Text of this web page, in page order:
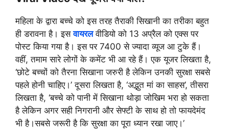
महिला के द्वारा बच्चे को इस तरह तैराकी सिखानी का तरीका बहुत
ही डरावना है। इसवायरलवीडियो को 13 अप्रैल को एक्स पर
पोस्ट किया गया है। इस पर 7400 से ज्यादा व्यूज आ टुके हैं।
वहीं, तमाम सारे लोगों के कमेंट भी आ रहे हैं। एक यूजर लिखता है,
‘छोटे बच्चों को तैरना सिखाना जरुरी है लेकिन उनकी सुरक्षा सबसे
पहले होनी चाहिए।’ दूसरा लिखता है, ‘अद्भुत मां का साहस’, तीसरा
लिखता है, ‘बच्चे को पानी में सिखाना थोड़ा जोखिम भरा हो सकता
है लेकिन अगर सही निगरानी और सेफ्टी के साथ हो तो फायदेमंद
भी है।सबसे जरूरी है कि सुरक्षा का पूरा ध्यान रखा जाए।’